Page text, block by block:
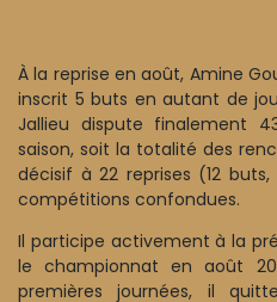
À la reprise en août, Amine
inscrit 5 buts en autant de
Jallieu dispute finalement
saison, soit la totalité des
décisif à 22 reprises (12
compétitions confondues.
Il participe activement à la
le championnat en août
premières journées, il